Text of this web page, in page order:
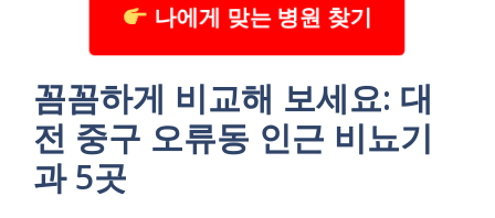
나에게 맞는 병원 찾기
꼼꼼하게 비교해 보세요: 대
전 중구 오류동 인근 비뇨기
과 5곳